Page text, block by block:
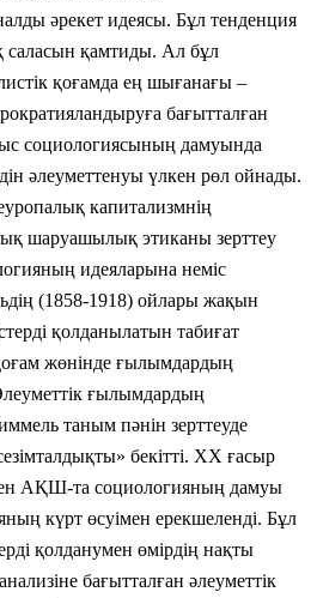
әрекет идеясы. Бұл тенденция
саласын қамтиды. Ал бұл
қоғамда ең шығанағы –
бағытталған
социологиясының дамуында
әлеуметтенуы үлкен рөл ойнады.
капитализмнің
шаруашылық этиканы зерттеу
идеяларына неміс
(1858-1918) ойлары жақын
қолданылатын табиғат
жөнінде ғылымдардың
ғылымдардың
таным пәнін зерттеуде
бекітті. ХХ ғасыр
АҚШ-та социологияның дамуы
күрт өсуімен ерекшеленді. Бұл
қолданумен өмірдің нақты
бағытталған әлеуметтік